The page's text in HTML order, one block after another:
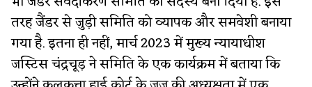
तरह जैंडर से जुड़ी समिति को व्यापक और समवेशी बनाया
गया है. इतना ही नहीं, मार्च 2023 में मुख्य न्यायाधीश
जस्टिस चंद्रचूड़ ने समिति के एक कार्यक्रम में बताया कि